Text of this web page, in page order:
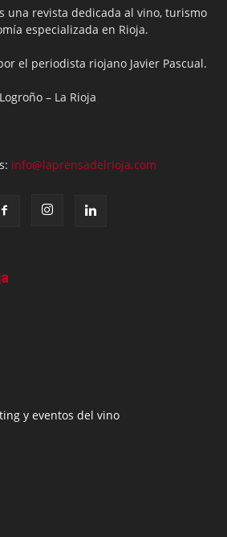
una revista dedicada al vino, turismo
especializada en Rioja.
el periodista riojano Javier Pascual.
Logroño – La Rioja
info@laprensadelrioja.com
y eventos del vino